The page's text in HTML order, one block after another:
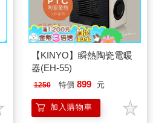
【KINYO】瞬熱陶瓷電暖
器(EH-55)
1250 特價 899 元
加入購物車